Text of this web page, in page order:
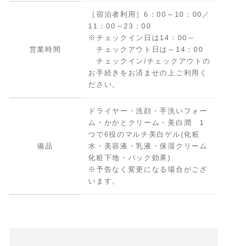
営業時間
［宿泊者利用］6：00～10：00／
11：00～23：00
※チェックイン日は14：00～
チェックアウト日は～14：00
チェックイン/チェックアウトの
お手続きをお済ませの上ご利用く
ださい。
備品
ドライヤー・洗顔・手洗いフォー
ム・かかとクリーム・美白潤 1
つで6役のマルチ美白ゲル(化粧
水・美容液・乳液・保湿クリーム
化粧下地・パック効果)
※予告なく変更になる場合がござ
います。